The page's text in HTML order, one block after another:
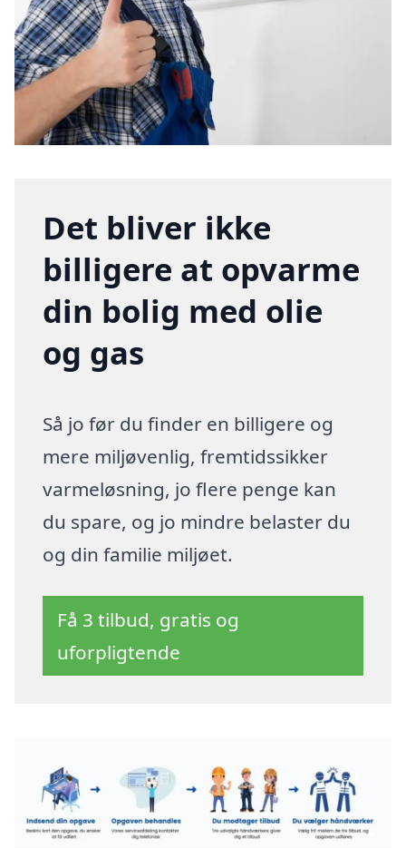
Det bliver ikke
billigere at opvarme
din bolig med olie
og gas
Så jo før du finder en billigere og
mere miljøvenlig, fremtidssikker
varmeløsning, jo flere penge kan
du spare, og jo mindre belaster du
og din familie miljøet.
Få 3 tilbud, gratis og
uforpligtende